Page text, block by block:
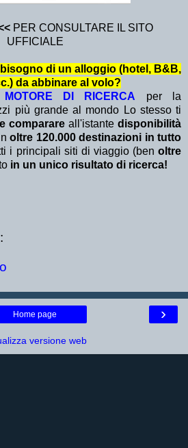
PER CONSULTARE IL SITO
UFFICIALE
bisogno di un alloggio (hotel, B&B,
da abbinare al volo?
MOTORE DI RICERCA
per la
più grande al mondo Lo stesso ti
comparare all'istantedisponibilità
oltre 120.000 destinazioni in tutto
i principali siti di viaggio (benoltre
in un unico risultato di ricerca!
›
Home page
versione web